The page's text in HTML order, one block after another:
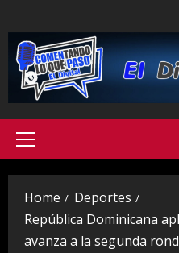
to
content
Primary
Home
Deportes
República Dominicana
avanza a la segunda